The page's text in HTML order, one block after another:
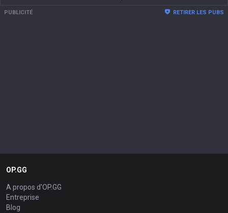
PUBLICITÉ RETIRER LES PUBS
OP.GG
A propos d'OP.GG
Entreprise
Blog